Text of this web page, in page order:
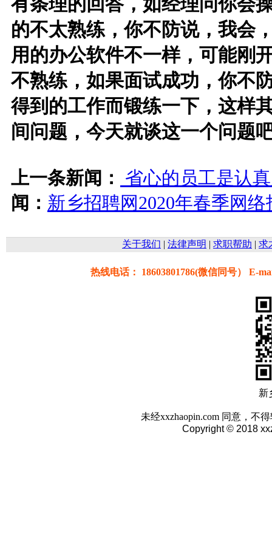
的不太熟练，你不防说，我会
用的办公软件不一样，可能刚
不熟练，如果面试成功，你不
得到的工作而锻练一下，这样
间问题，今天就谈这一个问题
上一条新闻：
省心的员工是认
闻： 新乡招聘网2020年春季网络
关于我们 | 法律声明 | 求职帮助 | 求
热线电话： 18603801786(微信同号） E-
新
未经xxzhaopin.com 同意，不
Copyright © 2018